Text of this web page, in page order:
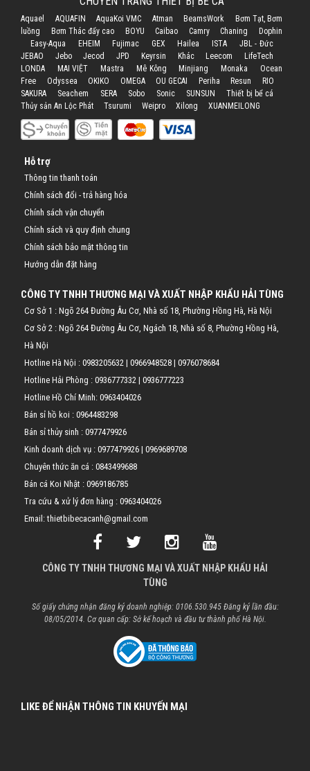
Aquael AQUAFIN AquaKoi VMC Atman BeamsWork
Bơm Tạt, Bơm
luồng
Bơm Thác đẩy cao BOYU Caibao Camry Chaning
Dophin
Easy-Aqua
EHEIM Fujimac GEX Hailea ISTA
JBL - Đức
JEBAO
Jebo Jecod JPD Keyrsin Khác Leecom
LifeTech
LONDA
MAI VIỆT Mastra Mê Kông Minjiang Monaka
Ocean
Free
Odyssea OKIKO OMEGA OU GECAI Periha Resun
RIO
SAKURA
Seachem SERA Sobo Sonic SUNSUN
Thiết bị bể cá
Thủy sản An Lộc Phát
Tsurumi Weipro Xilong XUANMEILONG
Hỗ trợ
Thông tin thanh toán
Chính sách đổi - trả hàng hóa
Chính sách vận chuyển
Chính sách và quy định chung
Chính sách bảo mật thông tin
Hướng dẫn đặt hàng
CÔNG TY TNHH THƯƠNG MẠI VÀ XUẤT NHẬP KHẨU HẢI TÙNG
Cơ Sở 1 : Ngõ 264 Đường Âu Cơ, Nhà số 18, Phường Hồng Hà, Hà Nội
Cơ Sở 2 : Ngõ 264 Đường Âu Cơ, Ngách 18, Nhà số 8, Phường Hồng Hà,
Hà Nội
Hotline Hà Nội : 0983205632 | 0966948528 | 0976078684
Hotline Hải Phòng : 0936777332 | 0936777223
Hotline Hồ Chí Minh: 0963404026
Bán sỉ hồ koi : 0964483298
Bán sỉ thủy sinh : 0977479926
Kinh doanh dịch vụ : 0977479926 | 0969689708
Chuyên thức ăn cá : 0843499688
Bán cá Koi Nhật : 0969186785
Tra cứu & xử lý đơn hàng : 0963404026
Email: thietbibecacanh@gmail.com
CÔNG TY TNHH THƯƠNG MẠI VÀ XUẤT NHẬP KHẨU HẢI
TÙNG
Số giấy chứng nhận đăng ký doanh nghiệp: 0106.530.945 Đăng ký lần đầu:
08/05/2014. Cơ quan cấp: Sở kế hoạch và đầu tư thành phố Hà Nội.
LIKE ĐỂ NHẬN THÔNG TIN KHUYẾN MẠI